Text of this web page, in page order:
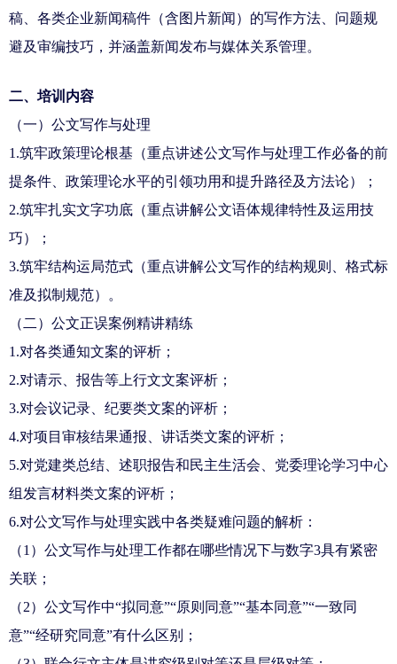
稿、各类企业新闻稿件（含图片新闻）的写作方法、问题规
避及审编技巧，并涵盖新闻发布与媒体关系管理。
二、培训内容
（一）公文写作与处理
1.筑牢政策理论根基（重点讲述公文写作与处理工作必备的前
提条件、政策理论水平的引领功用和提升路径及方法论）；
2.筑牢扎实文字功底（重点讲解公文语体规律特性及运用技
巧）；
3.筑牢结构运局范式（重点讲解公文写作的结构规则、格式标
准及拟制规范）。
（二）公文正误案例精讲精练
1.对各类通知文案的评析；
2.对请示、报告等上行文文案评析；
3.对会议记录、纪要类文案的评析；
4.对项目审核结果通报、讲话类文案的评析；
5.对党建类总结、述职报告和民主生活会、党委理论学习中心
组发言材料类文案的评析；
6.对公文写作与处理实践中各类疑难问题的解析：
（1）公文写作与处理工作都在哪些情况下与数字3具有紧密
关联；
（2）公文写作中“拟同意”“原则同意”“基本同意”“一致同
意”“经研究同意”有什么区别；